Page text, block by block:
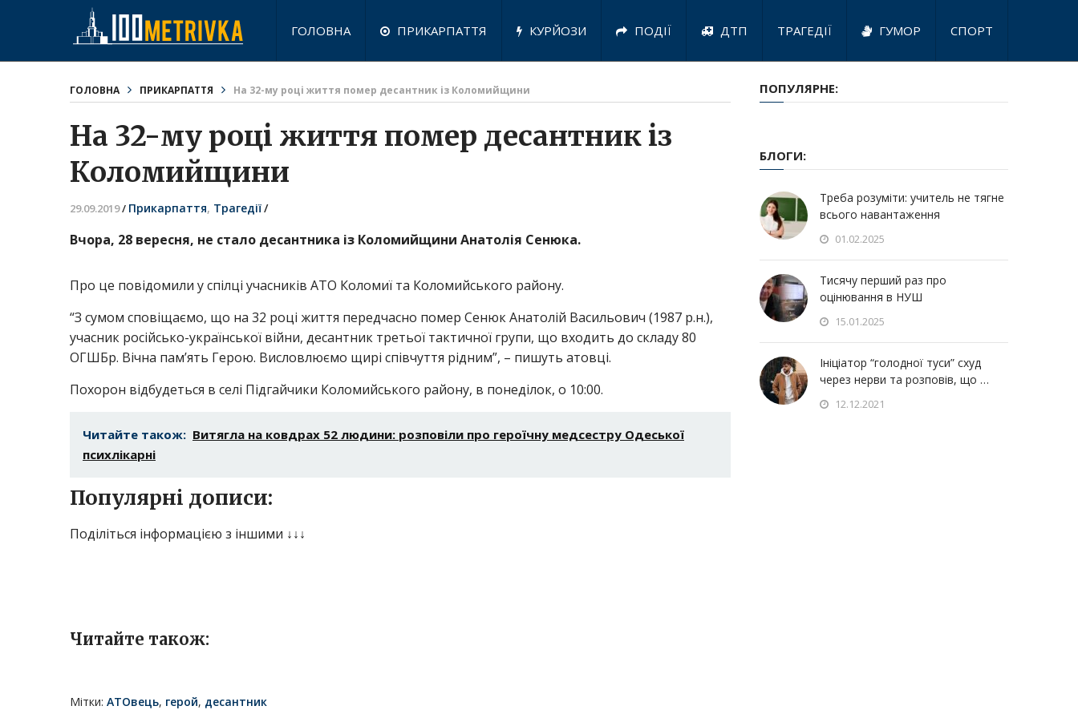
ГОЛОВНА ПРИКАРПАТТЯ КУРЙОЗИ ПОДІЇ ДТП ТРАГЕДІЇ ГУМОР СПОРТ
ГОЛОВНА ПРИКАРПАТТЯ На 32-му році життя помер десантник із Коломийщини
На 32-му році життя помер десантник із
Коломийщини
29.09.2019/ Прикарпаття, Трагедії/
Вчора, 28 вересня, не стало десантника із Коломийщини Анатолія Сенюка.
Про це повідомили у спілці учасників АТО Коломиї та Коломийського району.
“З сумом сповіщаємо, що на 32 році життя передчасно помер Сенюк Анатолій Васильович (1987 р.н.),
учасник російсько-української війни, десантник третьої тактичної групи, що входить до складу 80
ОГШБр. Вічна пам’ять Герою. Висловлюємо щирі співчуття рідним”, – пишуть атовці.
Похорон відбудеться в селі Підгайчики Коломийського району, в понеділок, о 10:00.
Читайте також: Витягла на ковдрах 52 людини: розповіли про героїчну медсестру Одеської
психлікарні
Популярні дописи:
Поділіться інформацією з іншими ↓↓↓
Читайте також:
Мітки: АТОвець, герой, десантник
ПОПУЛЯРНЕ:
БЛОГИ:
Треба розуміти: учитель не тягне
всього навантаження
01.02.2025
Тисячу перший раз про
оцінювання в НУШ
15.01.2025
Ініціатор “голодної туси” схуд
через нерви та розповів, що …
12.12.2021